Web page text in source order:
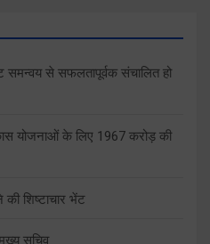
समन्वय से सफलतापूर्वक संचालित हो
योजनाओं के लिए 1967 करोड़ की
शिष्टाचार भेंट
सचिव